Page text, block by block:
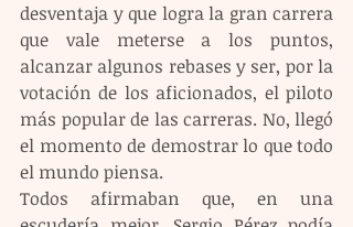
desventaja y que logra la gran carrera
que vale meterse a los puntos,
alcanzar algunos rebases y ser, por la
votación de los aficionados, el piloto
más popular de las carreras. No, llegó
el momento de demostrar lo que todo
el mundo piensa.
Todos afirmaban que, en una